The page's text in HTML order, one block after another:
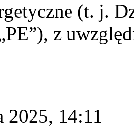
(t. j.
z
2025, 14:11